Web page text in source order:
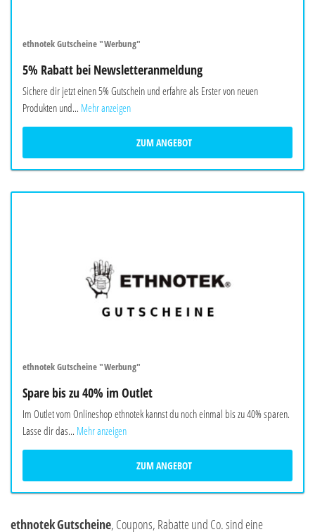
ethnotek Gutscheine "Werbung"
5% Rabatt bei Newsletteranmeldung
Sichere dir jetzt einen 5% Gutschein und erfahre als Erster von neuen
Produkten und... Mehr anzeigen
ZUM ANGEBOT
ethnotek Gutscheine "Werbung"
Spare bis zu 40% im Outlet
Im Outlet vom Onlineshop ethnotek kannst du noch einmal bis zu 40% sparen.
Lasse dir das... Mehr anzeigen
ZUM ANGEBOT
ethnotekGutscheine, Coupons, Rabatte und Co. sind eine